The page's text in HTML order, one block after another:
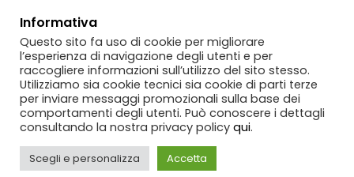
Tradisce la moglie e lo legano con lo
scotch a un albero
Tentano di salvarla dalla seggiovia, ma
il piano fallisce
00:02
CopyrightBlitzTV© 2019-2025SIGNOVia Rabolini, 13 Milano - P.IVA
Informativa
Questo sito fa uso di cookie per migliorare
l’esperienza di navigazione degli utenti e per
raccogliere informazioni sull’utilizzo del sito stesso.
Utilizziamo sia cookie tecnici sia cookie di parti terze
per inviare messaggi promozionali sulla base dei
comportamenti degli utenti. Può conoscere i dettagli
consultando la nostra privacy policy qui.
Scegli e personalizza Accetta